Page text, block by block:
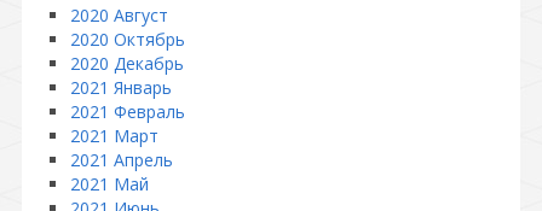
2020 Август
2020 Октябрь
2020 Декабрь
2021 Январь
2021 Февраль
2021 Март
2021 Апрель
2021 Май